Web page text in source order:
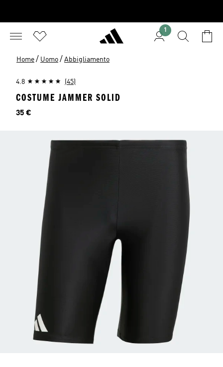
1
Home / Uomo / Abbigliamento
4.8 (45)
COSTUME JAMMER SOLID
Prezzo
35 €